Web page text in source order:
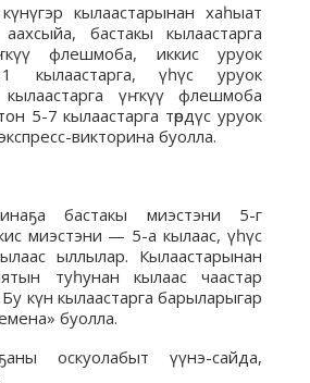
күнүгэр кылаастарынан хаһыат
бастакы кылаастарга
флешмоба, иккис уруок
кылаастарга, үһүс уруок
үҥкүү флешмоба
5-7 кылаастарга төрдүс уруок
викторина буолла.
бастакы миэстэни 5-г
миэстэни — 5-а кылаас, үһүс
ыллылар. Кылаастарынан
туһунан кылаас чаастар
күн кылаастарга барыларыгар
буолла.
оскуолабыт үүнэ-сайда,